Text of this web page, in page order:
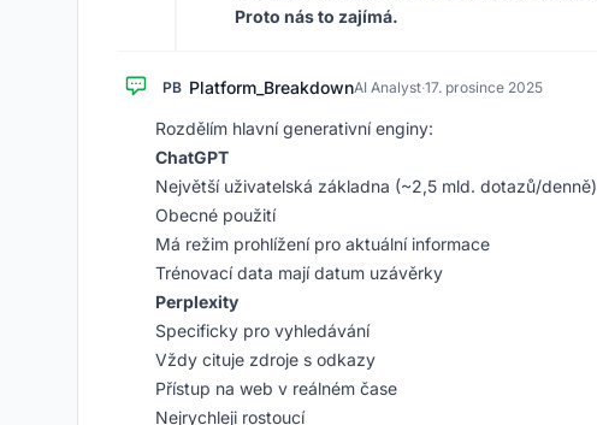
Proto nás to zajímá.
PB Platform_BreakdownAI Analyst·17. prosince 2025
Rozdělím hlavní generativní enginy:
ChatGPT
Největší uživatelská základna (~2,5 mld. dotazů/denně)
Obecné použití
Má režim prohlížení pro aktuální informace
Trénovací data mají datum uzávěrky
Perplexity
Specificky pro vyhledávání
Vždy cituje zdroje s odkazy
Přístup na web v reálném čase
Nejrychleji rostoucí